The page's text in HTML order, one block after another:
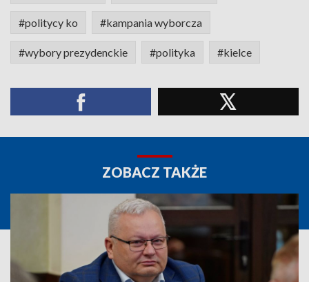
#politycy ko #kampania wyborcza
#wybory prezydenckie #polityka #kielce
ZOBACZ TAKŻE